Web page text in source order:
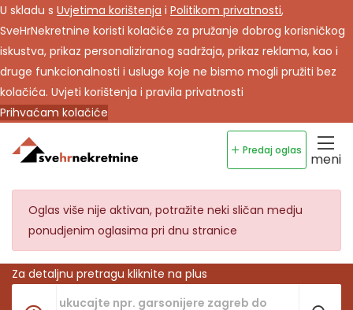
U skladu s Uvjetima korištenja i Politikom privatnosti,
SveHrNekretnine koristi kolačiće za pružanje dobrog korisničkog
iskustva, prikaz personaliziranog sadržaja, prikaz reklama, kao i
druge funkcionalnosti i usluge koje ne bismo mogli pružiti bez
kolačića. Uvjeti korištenja i pravila privatnosti
Prihvaćam kolačiće
Predaj oglas
meni
Oglas više nije aktivan, potražite neki sličan medju
ponudjenim oglasima pri dnu stranice
Za detaljnu pretragu kliknite na plus